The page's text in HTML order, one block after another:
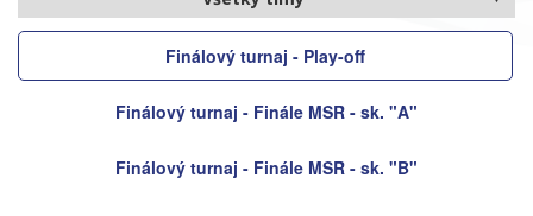
Finálový turnaj - Play-off
Finálový turnaj - Finále MSR - sk. "A"
Finálový turnaj - Finále MSR - sk. "B"